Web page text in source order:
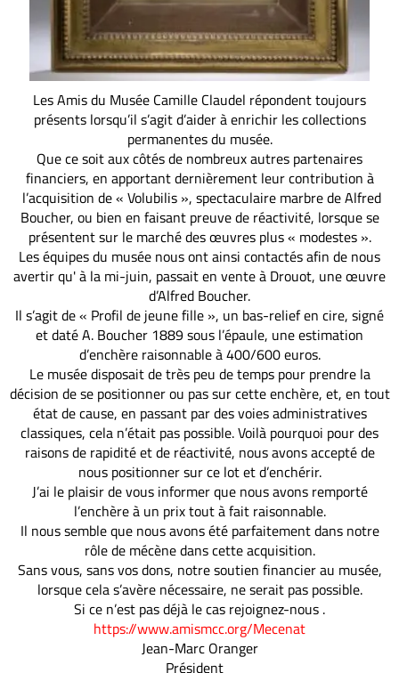
Les Amis du Musée Camille Claudel répondent toujours
présents lorsqu’il s’agit d’aider à enrichir les collections
permanentes du musée.
Que ce soit aux côtés de nombreux autres partenaires
financiers, en apportant dernièrement leur contribution à
l’acquisition de « Volubilis », spectaculaire marbre de Alfred
Boucher, ou bien en faisant preuve de réactivité, lorsque se
présentent sur le marché des œuvres plus « modestes ».
Les équipes du musée nous ont ainsi contactés afin de nous
avertir qu' à la mi-juin, passait en vente à Drouot, une œuvre
d’Alfred Boucher.
Il s’agit de « Profil de jeune fille », un bas-relief en cire, signé
et daté A. Boucher 1889 sous l’épaule, une estimation
d’enchère raisonnable à 400/600 euros.
Le musée disposait de très peu de temps pour prendre la
décision de se positionner ou pas sur cette enchère, et, en tout
état de cause, en passant par des voies administratives
classiques, cela n’était pas possible. Voilà pourquoi pour des
raisons de rapidité et de réactivité, nous avons accepté de
nous positionner sur ce lot et d’enchérir.
J’ai le plaisir de vous informer que nous avons remporté
l’enchère à un prix tout à fait raisonnable.
Il nous semble que nous avons été parfaitement dans notre
rôle de mécène dans cette acquisition.
Sans vous, sans vos dons, notre soutien financier au musée,
lorsque cela s’avère nécessaire, ne serait pas possible.
Si ce n’est pas déjà le cas rejoignez-nous .
https://www.amismcc.org/Mecenat
Jean-Marc Oranger
Président